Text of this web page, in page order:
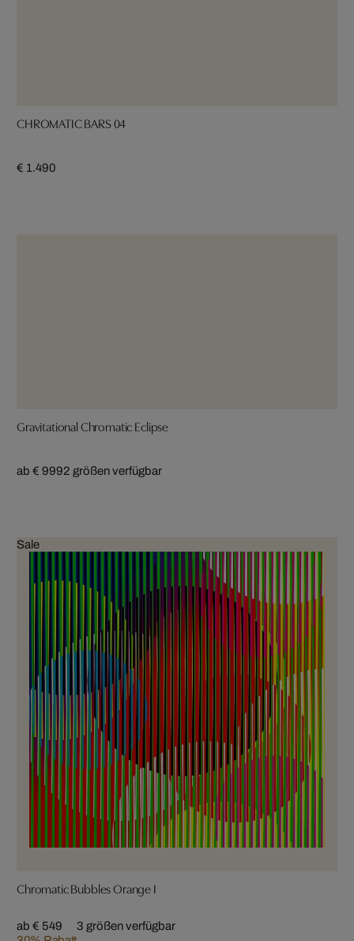
CHROMATIC BARS 04
€ 1.490
Gravitational Chromatic Eclipse
ab € 9992 größen verfügbar
Sale
Chromatic Bubbles Orange I
ab € 549
3 größen verfügbar